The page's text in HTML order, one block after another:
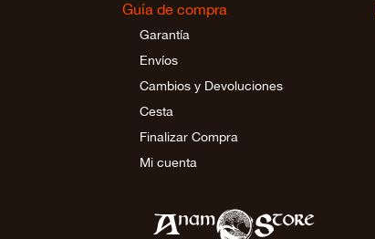
Guía de compra
Garantía
Envíos
Cambios y Devoluciones
Cesta
Finalizar Compra
Mi cuenta